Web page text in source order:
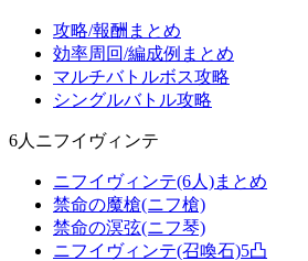
攻略/報酬まとめ
効率周回/編成例まとめ
マルチバトルボス攻略
シングルバトル攻略
6人ニフイヴィンテ
ニフイヴィンテ(6人)まとめ
禁命の魔槍(ニフ槍)
禁命の溟弦(ニフ琴)
ニフイヴィンテ(召喚石)5凸